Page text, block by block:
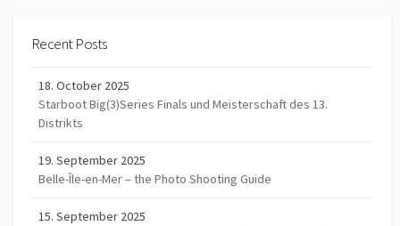
Recent Posts
18. October 2025
Starboot Big(3)Series Finals und Meisterschaft des 13.
Distrikts
19. September 2025
Belle-Île-en-Mer – the Photo Shooting Guide
15. September 2025